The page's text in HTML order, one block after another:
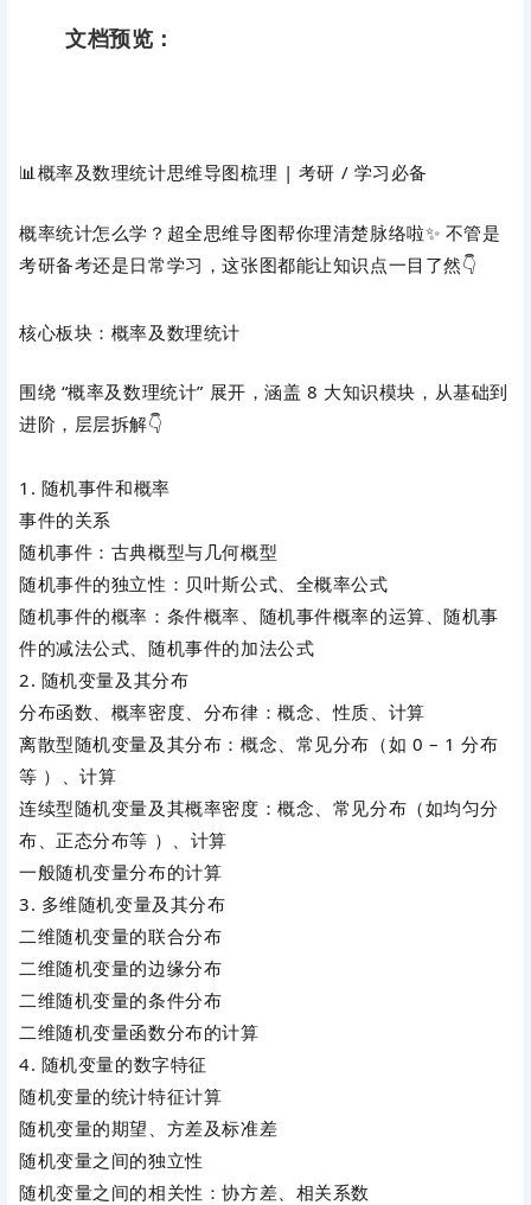
文档预览：
📊概率及数理统计思维导图梳理 | 考研 / 学习必备
概率统计怎么学？超全思维导图帮你理清楚脉络啦✨ 不管是
考研备考还是日常学习，这张图都能让知识点一目了然👇
核心板块：概率及数理统计
围绕 “概率及数理统计” 展开，涵盖 8 大知识模块，从基础到
进阶，层层拆解👇
1. 随机事件和概率
事件的关系
随机事件：古典概型与几何概型
随机事件的独立性：贝叶斯公式、全概率公式
随机事件的概率：条件概率、随机事件概率的运算、随机事
件的减法公式、随机事件的加法公式
2. 随机变量及其分布
分布函数、概率密度、分布律：概念、性质、计算
离散型随机变量及其分布：概念、常见分布（如 0 – 1 分布
等 ）、计算
连续型随机变量及其概率密度：概念、常见分布（如均匀分
布、正态分布等 ）、计算
一般随机变量分布的计算
3. 多维随机变量及其分布
二维随机变量的联合分布
二维随机变量的边缘分布
二维随机变量的条件分布
二维随机变量函数分布的计算
4. 随机变量的数字特征
随机变量的统计特征计算
随机变量的期望、方差及标准差
随机变量之间的独立性
随机变量之间的相关性：协方差、相关系数